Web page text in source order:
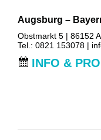
Augsburg –
Obstmarkt 5 | 86152
Tel.: 0821 153078 |
INFO &